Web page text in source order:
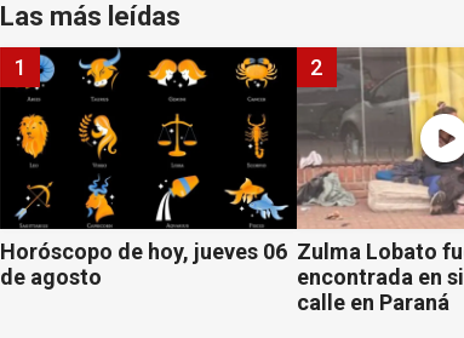
Las más leídas
Horóscopo de hoy, jueves 06
de agosto
1
Zulma Lobato
encontrada en
calle en Paraná
2